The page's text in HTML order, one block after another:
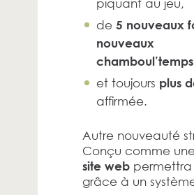
piquant au jeu,
de 5 nouveaux
nouveaux
chamboul’temps
et toujours plus
affirmée.
Autre nouveauté
Conçu comme
site webpermettra
grâce à un